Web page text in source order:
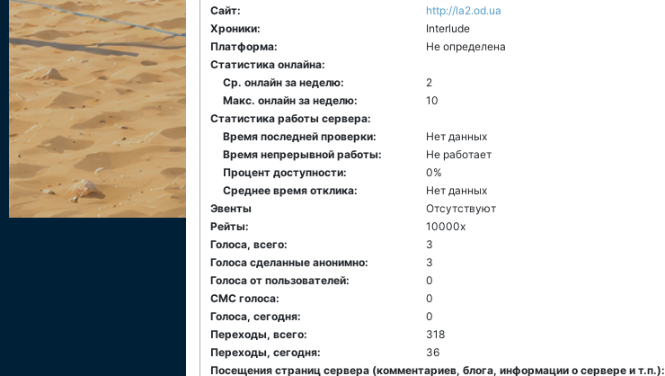
Сайт:
http://la2.od.ua
Хроники:
Interlude
Платформа:
Не определена
Статистика онлайна:
Ср. онлайн за неделю:
2
Макс. онлайн за неделю:
10
Статистика работы сервера:
Время последней проверки:
Нет данных
Время непрерывной работы:
Не работает
Процент доступности:
0%
Среднее время отклика:
Нет данных
Эвенты
Отсутствуют
Рейты:
10000x
Голоса, всего:
3
Голоса сделанные анонимно:
3
Голоса от пользователей:
0
СМС голоса:
0
Голоса, сегодня:
0
Переходы, всего:
318
Переходы, сегодня:
36
Посещения страниц сервера (комментариев, блога, информации о сервере и т.п.):